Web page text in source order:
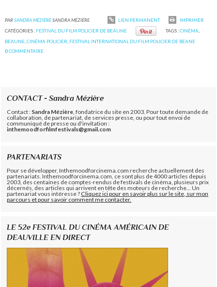
PARSANDRA MÉZIÈRESANDRA MÉZIÈRE LIEN PERMANENT
IMPRIMER
CATÉGORIES : FESTIVAL DU FILM POLICIER DE BEAUNE TAGS :CINÉMA
BEAUNE ,CINÉMA POLICIER FESTIVAL INTERNATIONAL DU FILM POLICIER DE BEANE
0COMMENTAIRE
CONTACT - Sandra Mézière
Contact : Sandra Mézière , fondatrice du site en 2003. Pour toute demande de
collaboration, de partenariat, de services presse, ou pour tout envoi de
communiqué de presse ou d'invitation :
inthemoodforfilmfestivals@gmail.com
PARTENARIATS
Pour se développer, Inthemoodforcinema.com recherche actuellement des
partenariats. Inthemoodforcinema.com, ce sont plus de 4000 articles depuis
2003, des centaines de comptes-rendus de festivals de cinéma, plusieurs prix
décernés, des articles qui arrivent en tête des moteurs de recherche... Un
partenariat vous intéresse ?Cliquez ici pour en savoir plus sur le site, sur mon
parcours et pour savoir comment me contacter.
LE 52e FESTIVAL DU CINÉMA AMÉRICAIN DE
DEAUVILLE EN DIRECT